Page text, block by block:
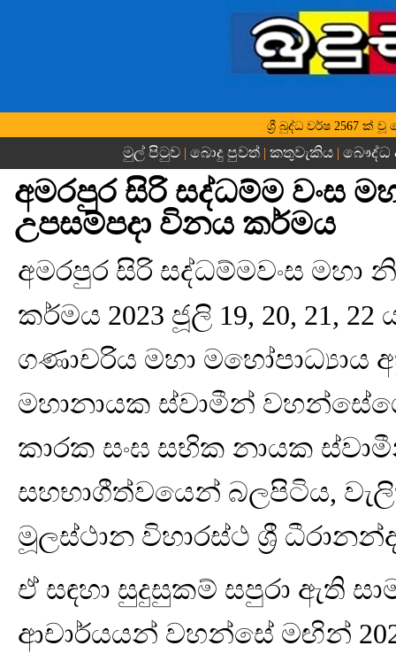
ශ්‍රී බුද්ධ වර්ෂ 2567 ක් වූ
මුල් පිටුව | බොදු පුවත් | කතුවැකිය | බෞද්ධ
අමරපුර සිරි සද්ධම්ම වංස
උපසම්පදා විනය කර්මය
අමරපුර සිරි සද්ධම්මවංස මහා
කර්මය 2023 ජූලි 19, 20, 21,
ගණාචරිය මහා මහෝපාධ්‍යාය
මහානායක ස්වාමීන්
කාරක සංඝ සභික නායක
සහභාගීත්වයෙන් බලපිටිය,
මූලස්ථාන විහාරස්ථ ශ්‍රී
ඒ සඳහා සුදුසුකම් සපුරා ඇති
ආචාර්යයන් වහන්සේ මඟින්